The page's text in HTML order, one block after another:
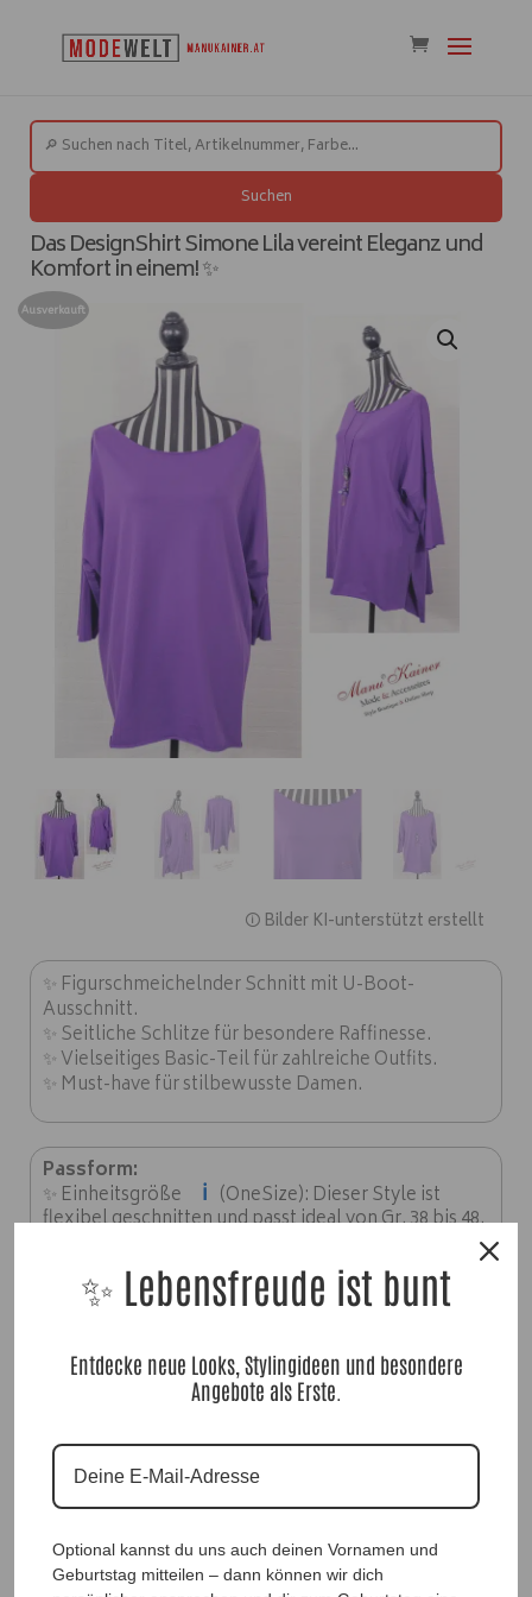
Suchen
Das DesignShirt Simone Lila vereint Eleganz und
Komfort in einem! ✨
Ausverkauft
🛈 Bilder KI-unterstützt erstellt
✨ Figurschmeichelnder Schnitt mit U-Boot-
Ausschnitt.
✨ Seitliche Schlitze für besondere Raffinesse.
✨ Vielseitiges Basic-Teil für zahlreiche Outfits.
✨ Must-have für stilbewusste Damen.
Passform:
✨ Einheitsgröße ℹ️ (OneSize): Dieser Style ist
flexibel geschnitten und passt ideal von Gr. 38 bis 48.
Brustweite von ca. 140 cm (AA = 70 cm).
✨ Länge: ca. 78-98 cm.
Material:✨
95% Baumwolle, 5% Elasthan
✨ Lebensfreude ist bunt
Entdecke neue Looks, Stylingideen und besondere
Angebote als Erste.
Optional kannst du uns auch deinen Vornamen und
Geburtstag mitteilen – dann können wir dich